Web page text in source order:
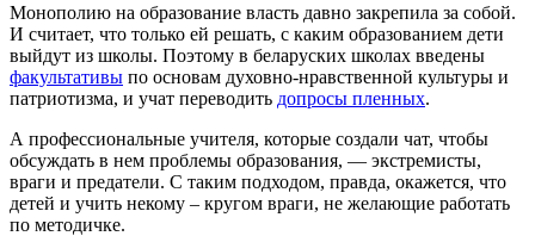
Монополию на образование власть давно закрепила за собой.
И считает, что только ей решать, с каким образованием дети
выйдут из школы. Поэтому в беларуских школах введены
факультативы по основам духовно‑нравственной культуры и
патриотизма, и учат переводить допросы пленных.
А профессиональные учителя, которые создали чат, чтобы
обсуждать в нем проблемы образования, — экстремисты,
враги и предатели. С таким подходом, правда, окажется, что
детей и учить некому – кругом враги, не желающие работать
по методичке.